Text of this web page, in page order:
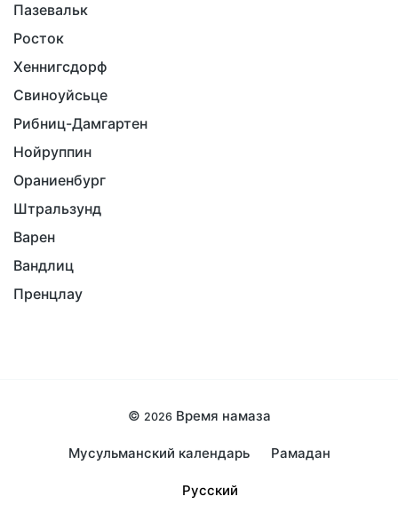
Пазевальк
Росток
Хеннигсдорф
Свиноуйсьце
Рибниц-Дамгартен
Нойруппин
Ораниенбург
Штральзунд
Варен
Вандлиц
Пренцлау
© 2026 Время намаза
Мусульманский календарь Рамадан
Русский